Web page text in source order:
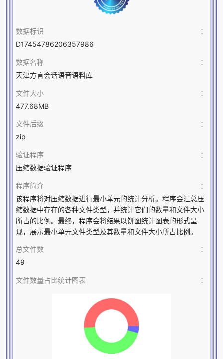
数据标识
：
D17454786206357986
数据名称
：
天津方言会话语音语料库
文件大小
：
477.68MB
文件后缀
：
zip
验证程序
：
压缩数据验证程序
程序简介
：
该程序将对压缩数据进行最小单元的统计分析。程序会汇总压
缩数据中存在的各种文件类型，并统计它们的数量和文件大小
所占的比例。最终，程序会将结果以饼图统计图表的形式呈
现，展示最小单元文件类型及其数量和文件大小所占比例。
总文件数
：
49
文件数量占比统计图表 ：